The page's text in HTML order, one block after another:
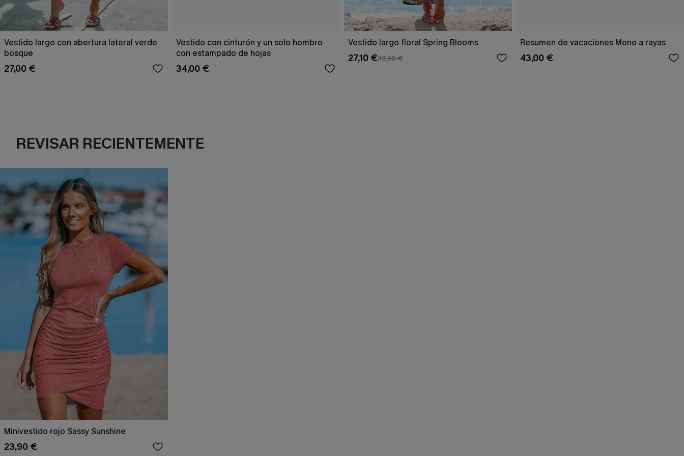
Vestido largo con abertura lateral verde
bosque
27,00 €
Vestido con cinturón y un solo hombro
con estampado de hojas
34,00 €
Vestido largo floral Spring Blooms
27,10 €33,90 €
Resumen de vacaciones Mono a rayas
43,00 €
REVISAR RECIENTEMENTE
Minivestido rojo Sassy Sunshine
23,90 €